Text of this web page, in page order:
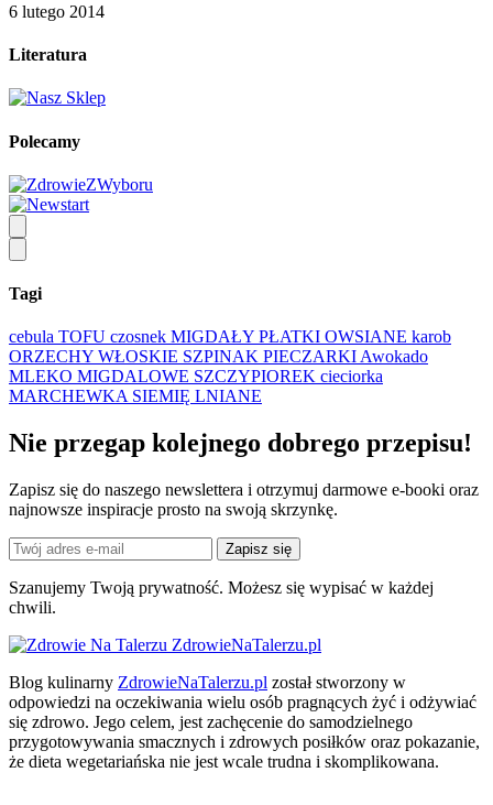
6 lutego 2014
Literatura
Polecamy
Tagi
cebula TOFU czosnek MIGDAŁY PŁATKI OWSIANE karob
ORZECHY WŁOSKIE SZPINAK PIECZARKIAwokado
MLEKO MIGDALOWE SZCZYPIOREK cieciorka
MARCHEWKA SIEMIĘ LNIANE
Nie przegap kolejnego dobrego przepisu!
Zapisz się do naszego newslettera i otrzymuj darmowe e-booki oraz
najnowsze inspiracje prosto na swoją skrzynkę.
Zapisz się
Szanujemy Twoją prywatność. Możesz się wypisać w każdej
chwili.
ZdrowieNaTalerzu.pl
Blog kulinarny ZdrowieNaTalerzu.pl został stworzony w
odpowiedzi na oczekiwania wielu osób pragnących żyć i odżywiać
się zdrowo. Jego celem, jest zachęcenie do samodzielnego
przygotowywania smacznych i zdrowych posiłków oraz pokazanie,
że dieta wegetariańska nie jest wcale trudna i skomplikowana.